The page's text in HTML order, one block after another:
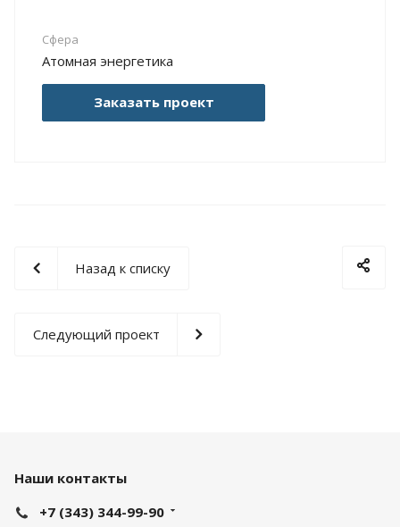
Сфера
Атомная энергетика
Заказать проект
Назад к списку
Следующий проект
Наши контакты
+7 (343) 344-99-90